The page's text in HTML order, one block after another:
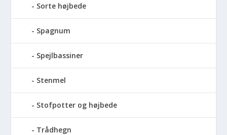
Sorte højbede
Spagnum
Spejlbassiner
Stenmel
Stofpotter og højbede
Trådhegn